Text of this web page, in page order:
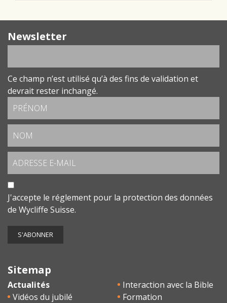
Newsletter
Ce champ n’est utilisé qu’à des fins de validation et
devrait rester inchangé.
J'accepte le réglement pour la protection des données
de Wycliffe Suisse.
Sitemap
Actualités
Vidéos du jubilé
Interaction avec la Bible
Formation